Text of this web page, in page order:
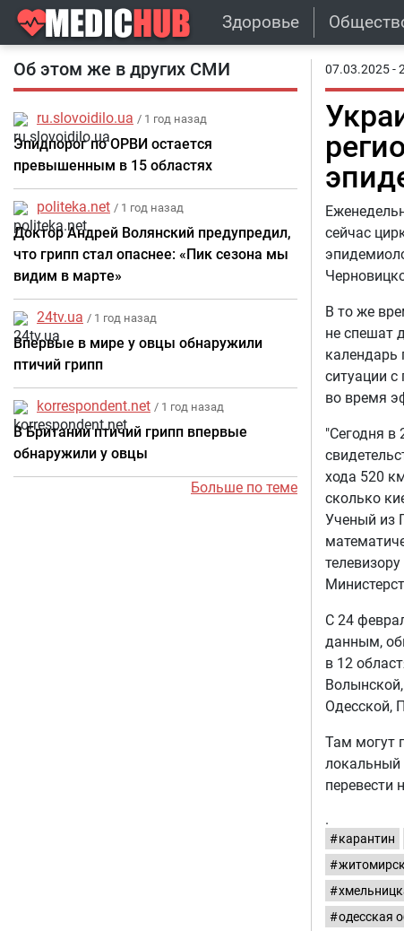
Здоровье
Об этом же в других СМИ
ru.slovoidilo.ua / 1 год назад
Эпидпорог по ОРВИ остается
превышенным в 15 областях
politeka.net / 1 год назад
Доктор Андрей Волянский предупредил,
что грипп стал опаснее: «Пик сезона мы
видим в марте»
24tv.ua / 1 год назад
Впервые в мире у овцы обнаружили
птичий грипп
korrespondent.net / 1 год назад
В Британии птичий грипп впервые
обнаружили у овцы
Больше по теме
07.03.2025 -
сейчас
В то же
не спешат
календарь
ситуации
во время
"Сегодня в
хода 520
сколько
Ученый из
С 24
данным,
в 12
Одесской,
Там могут
локальный
перевести
.
карантин
одесская